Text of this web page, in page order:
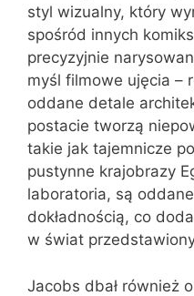
styl wizualny, który
spośród innych
precyzyjnie
myśl filmowe ujęcia –
oddane detale
postacie tworzą
takie jak tajemnicze
pustynne krajobrazy
laboratoria, są
dokładnością, co
w świat
Jacobs dbał również